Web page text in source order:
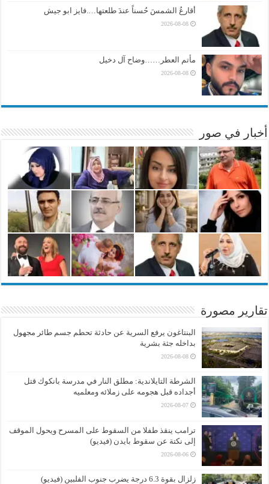
أقارعُ الشمسَ حُسناً عندَ طلعتها….فايز ابو جيش
2026-08-08
مأتم العطر……وضاح آل دخيل
2026-08-08
أخبار في صور
تقارير مصورة
البنتاغون يرفع السرية عن حادثة تحطم جسم طائر مجهول
بداخله جثة بشرية
2026-08-08
الشرطة التايلاندية: مطلق النار في مدرسة بانكوك قتل
أجداده قبل هجومه على زملائه ومعلميه
2026-08-07
ترامب ينقذ طفلا من السقوط على المسرح ويحول الموقف
إلى نكتة عن سقوط بايدن (فيديو)
2026-08-06
زلزال بقوة 6.3 درجة يضرب جنوب الفلبين (فيديو)